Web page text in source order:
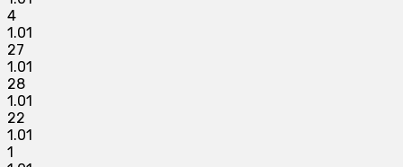
4
1.01
27
1.01
28
1.01
22
1.01
1